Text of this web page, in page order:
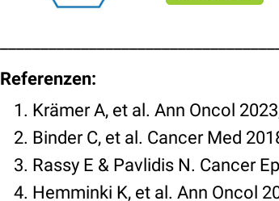
Referenzen:
Krämer A, et al. Ann Oncol
Binder C, et al. Cancer Med
Rassy E & Pavlidis N. Cancer
Hemminki K, et al. Ann Oncol